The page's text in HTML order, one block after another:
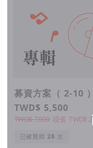
古箏專輯－《 戲水
以音樂記錄時代，以古箏
透過高品質錄音與精心策
展的新型態期許。專輯將
突破，希望能讓更多人認
並一同在人造的填水與自
募資方案（ 2-10
TWD$ 5,500
TWD$ 7,500 現省 TWD$
已被贊助 次